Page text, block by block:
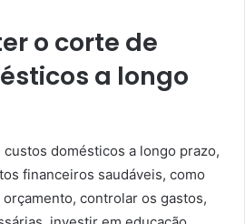
o corte de
a longo
domésticos a longo prazo,
financeiros saudáveis, como
controlar os gastos,